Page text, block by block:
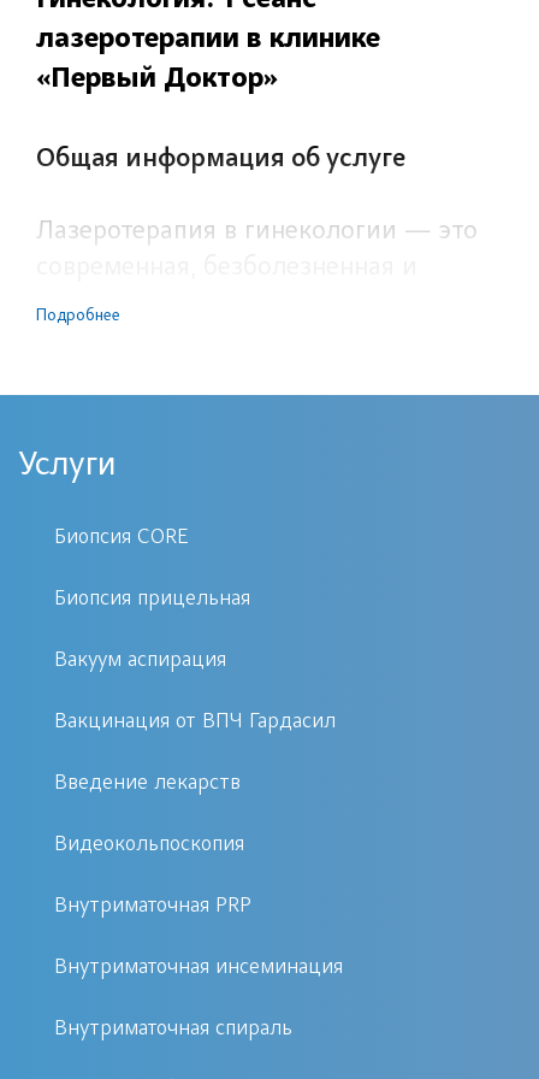
лазеротерапии в клинике
«Первый Доктор»
Общая информация об услуге
Лазеротерапия в гинекологии — это
эффективная методика лечения
цене. Процедура проводится
квалифицированными специалистами
качественный и безопасный
Лазеротерапия применяется при
различных гинекологических
заболеваниях. Среди основных
Воспалительные процессы
Подробнее
Услуги
Биопсия CORE
Биопсия прицельная
Вакуум аспирация
Вакцинация от ВПЧ Гардасил
Введение лекарств
Видеокольпоскопия
Внутриматочная PRP
Внутриматочная инсеминация
Внутриматочная спираль